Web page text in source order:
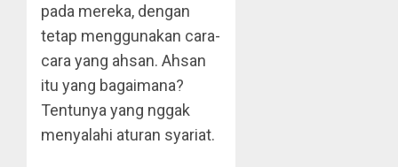
pada mereka, dengan
tetap menggunakan cara-
cara yang ahsan. Ahsan
itu yang bagaimana?
Tentunya yang nggak
menyalahi aturan syariat.